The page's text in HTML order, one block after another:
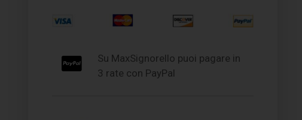
Su MaxSignorello puoi pagare in
3 rate con PayPal